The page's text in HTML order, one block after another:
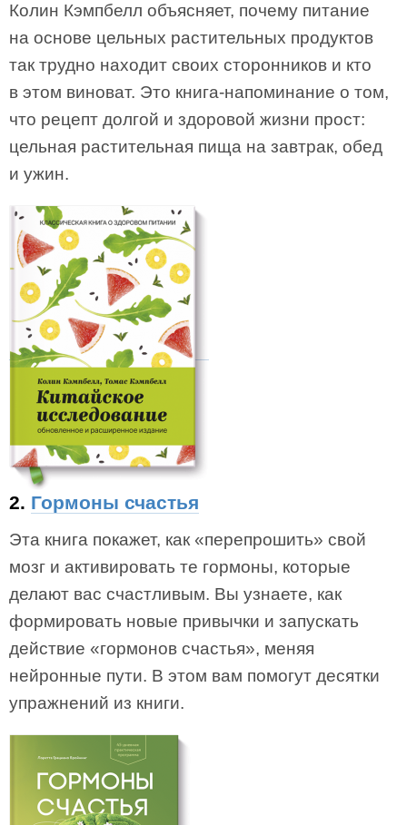
Колин Кэмпбелл объясняет, почему питание
на основе цельных растительных продуктов
так трудно находит своих сторонников и кто
в этом виноват. Это книга-напоминание о том,
что рецепт долгой и здоровой жизни прост:
цельная растительная пища на завтрак, обед
и ужин.
2. Гормоны счастья
Эта книга покажет, как «перепрошить» свой
мозг и активировать те гормоны, которые
делают вас счастливым. Вы узнаете, как
формировать новые привычки и запускать
действие «гормонов счастья», меняя
нейронные пути. В этом вам помогут десятки
упражнений из книги.